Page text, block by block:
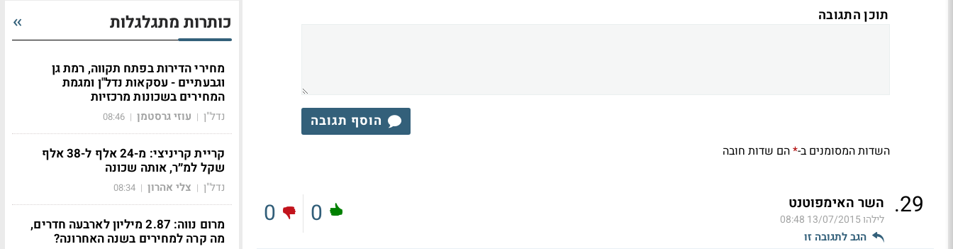
תוכן התגובה
הוסף תגובה
השדות המסומנים ב-*הם שדות חובה
29
. השר האימפוטנט
לילהו13/07/2015 08:48
הגב לתגובה זו
0
0
כותרות מתגלגלות
מחירי הדירות בפתח תקווה, רמת גן
וגבעתיים - עסקאות נדל"ן ומגמת
המחירים בשכונות מרכזיות
נדל"ן | עוזי גרסטמן |
08:46
קריית קריניצי: מ-24 אלף ל-38 אלף
שקל למ״ר, אותה שכונה
נדל"ן | צלי אהרון |
08:34
מרום נווה: 2.87 מיליון לארבעה חדרים,
מה קרה למחירים בשנה האחרונה?